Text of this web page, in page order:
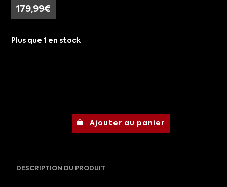
179,99€
Plus que 1 en stock
Ajouter au panier
DESCRIPTION DU PRODUIT